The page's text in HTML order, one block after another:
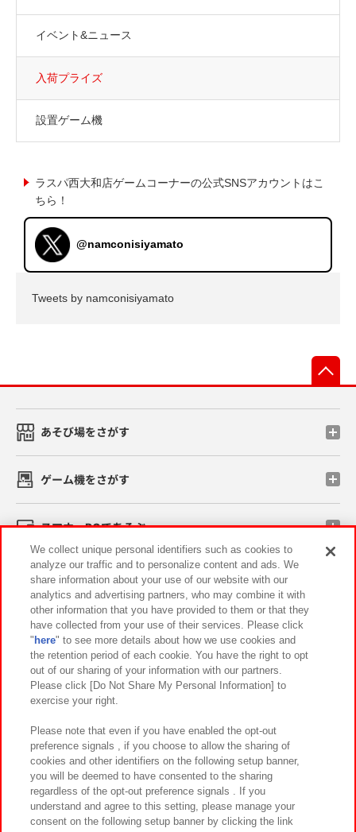
イベント&ニュース
入荷プライズ
設置ゲーム機
ラスパ西大和店ゲームコーナーの公式SNSアカウントはこ
ちら！
@namconisiyamato
Tweets by namconisiyamato
あそび場をさがす
ゲーム機をさがす
スマホ・PCであそぶ
イベント・キャンペーン
関連会社 サステナビリティ サイトポリシー
プライバシーポリシー ウェブアクセシビリティ方針と検証結果
お取引先さまとともに
カスタマーハラスメント対応方針 よくあるご質問・お問い合わせ
We collect unique personal identifiers such as cookies to
analyze our traffic and to personalize content and ads. We
share information about your use of our website with our
analytics and advertising partners, who may combine it with
other information that you have provided to them or that they
have collected from your use of their services. Please click
" here" to see more details about how we use cookies and
the retention period of each cookie. You have the right to opt
out of our sharing of your information with our partners.
Please click [Do Not Share My Personal Information] to
exercise your right.
Please note that even if you have enabled the opt-out
preference signals , if you choose to allow the sharing of
cookies and other identifiers on the following setup banner,
you will be deemed to have consented to the sharing
regardless of the opt-out preference signals . If you
understand and agree to this setting, please manage your
consent on the following setup banner by clicking the link